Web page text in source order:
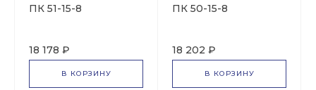
ПК 51-15-8
18 178 ₽
В КОРЗИНУ
ПК 50-15-8
18 202 ₽
В КОРЗИНУ